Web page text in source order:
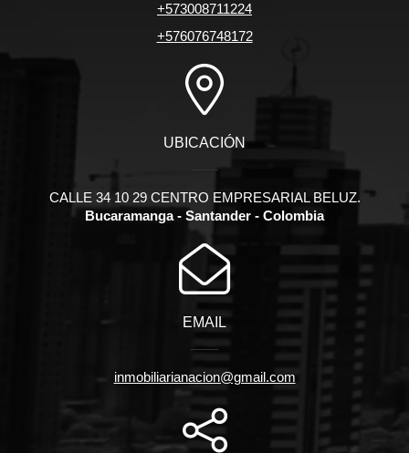
+573008711224
+576076748172
UBICACIÓN
CALLE 34 10 29 CENTRO EMPRESARIAL BELUZ.
Bucaramanga - Santander - Colombia
EMAIL
inmobiliarianacion@gmail.com